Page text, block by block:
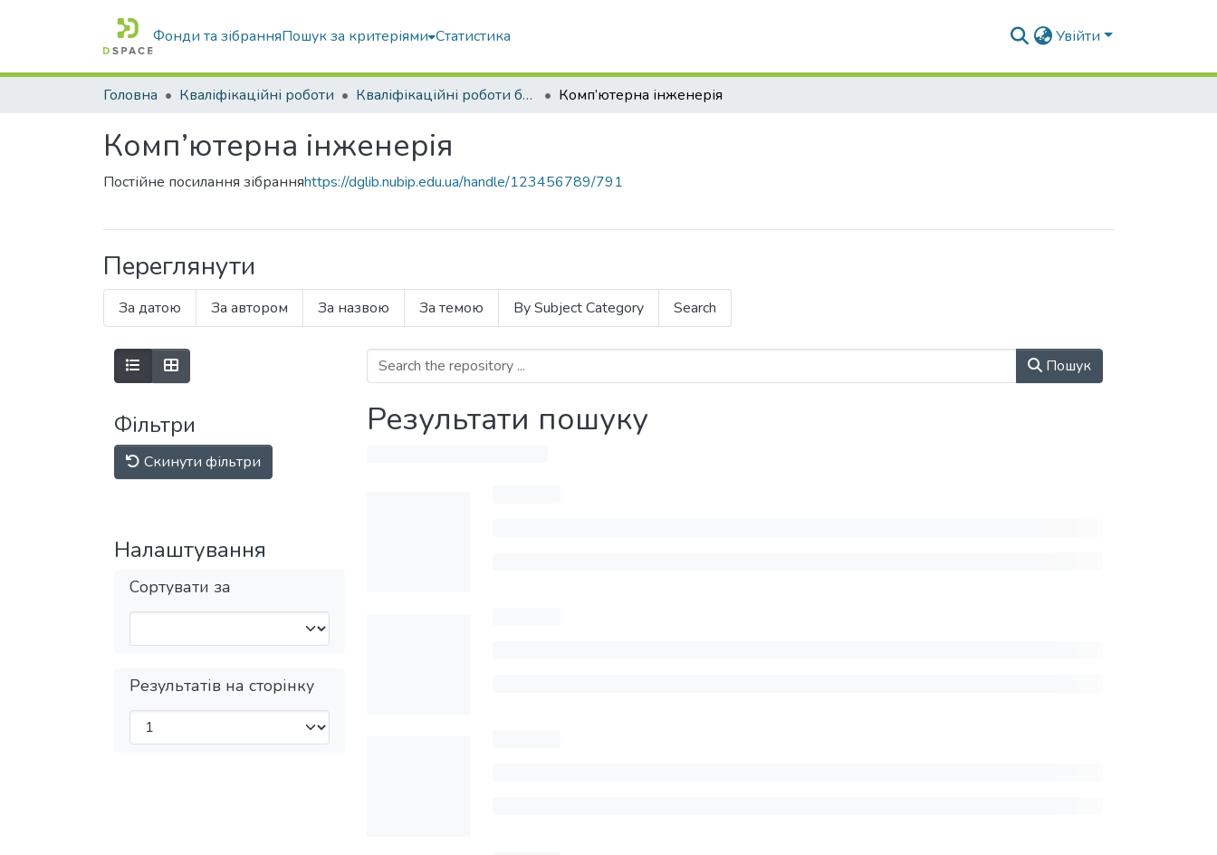
Фонди та зібранняПошук за критеріями Статистика Увійти
Головна Кваліфікаційні роботи Кваліфікаційні роботи бакалаврів Комп’ютерна інженерія
Комп’ютерна інженерія
Постійне посилання зібранняhttps://dglib.nubip.edu.ua/handle/123456789/791
Переглянути
За датою За автором За назвою За темою By Subject Category Search
Фільтри
Скинути фільтри
Налаштування
Сортувати за
Результатів на сторінку
Пошук
Результати пошуку